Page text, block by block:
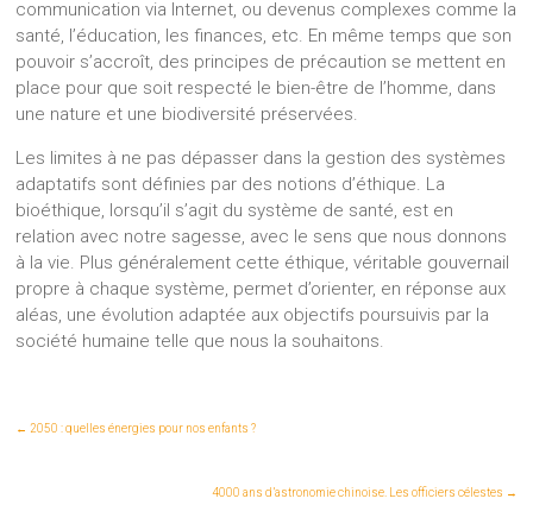
communication via Internet, ou devenus complexes comme la
santé, l’éducation, les finances, etc. En même temps que son
pouvoir s’accroît, des principes de précaution se mettent en
place pour que soit respecté le bien-être de l’homme, dans
une nature et une biodiversité préservées.
Les limites à ne pas dépasser dans la gestion des systèmes
adaptatifs sont définies par des notions d’éthique. La
bioéthique, lorsqu’il s’agit du système de santé, est en
relation avec notre sagesse, avec le sens que nous donnons
à la vie. Plus généralement cette éthique, véritable gouvernail
propre à chaque système, permet d’orienter, en réponse aux
aléas, une évolution adaptée aux objectifs poursuivis par la
société humaine telle que nous la souhaitons.
← 2050 : quelles énergies pour nos enfants ?
4000 ans d’astronomie chinoise. Les officiers célestes →